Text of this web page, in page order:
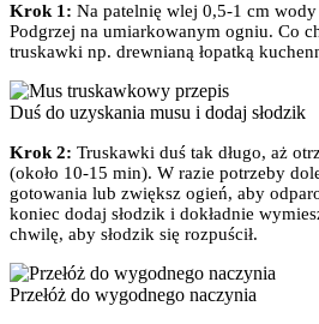
Krok 1: Na patelnię wlej 0,5-1 cm
Podgrzej na umiarkowanym ogniu. Co
truskawki np. drewnianą łopatką
Duś do uzyskania musu i dodaj słodzik
Krok 2: Truskawki duś tak długo, aż
(około 10-15 min). W razie potrzeby
gotowania lub zwiększ ogień, aby
koniec dodaj słodzik i dokładnie
chwilę, aby słodzik się rozpuścił.
Przełóż do wygodnego naczynia